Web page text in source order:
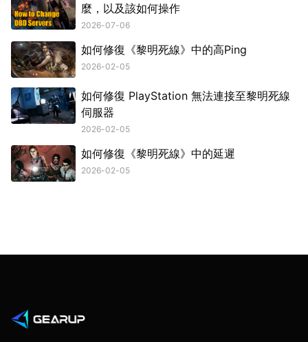
麼，以及該如何操作
2026-07-06
如何修復《黎明死線》中的高Ping
2026-02-05
如何修復 PlayStation 無法連接至黎明死線
伺服器
2026-02-05
如何修復《黎明死線》中的延遲
2026-02-05